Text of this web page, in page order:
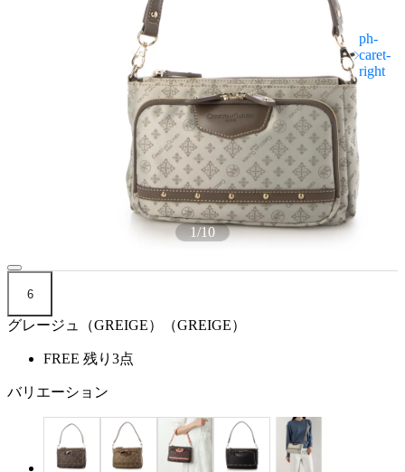
1/10
6
グレージュ（GREIGE）（GREIGE）
FREE 残り3点
バリエーション